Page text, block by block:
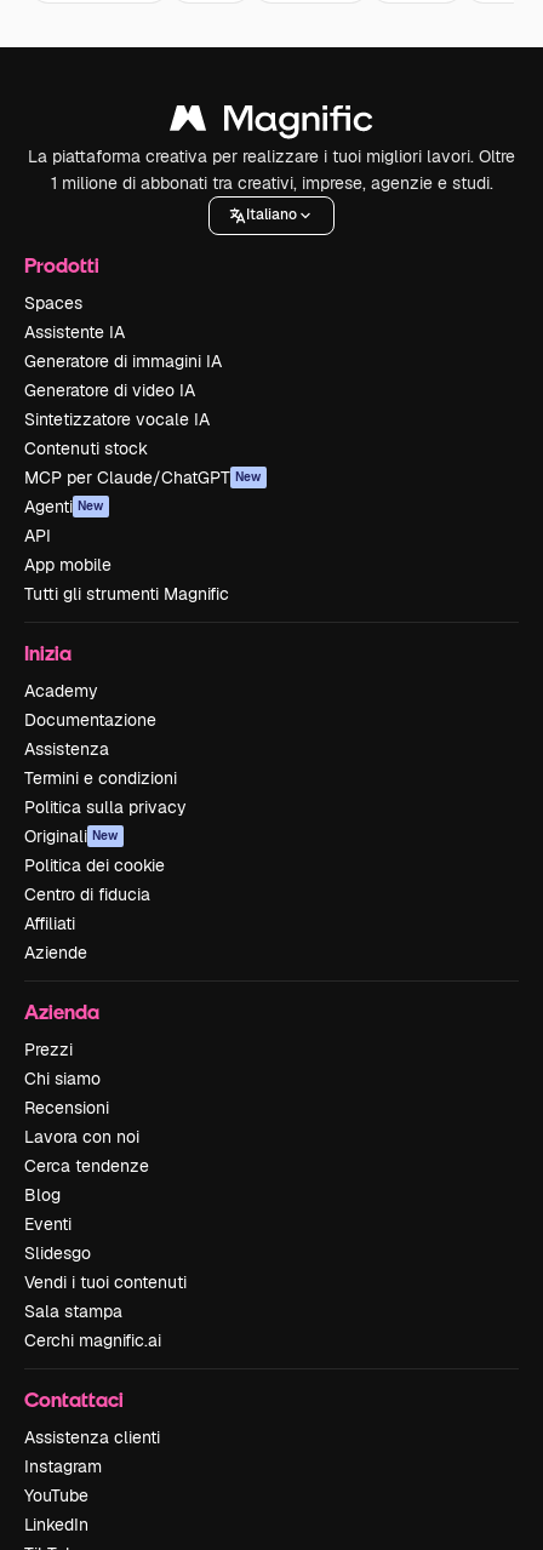
La piattaforma creativa per realizzare i tuoi migliori lavori. Oltre
1 milione di abbonati tra creativi, imprese, agenzie e studi.
Italiano
Prodotti
Spaces
Assistente IA
Generatore di immagini IA
Generatore di video IA
Sintetizzatore vocale IA
Contenuti stock
MCP per Claude/ChatGPT New
Agenti New
API
App mobile
Tutti gli strumenti Magnific
Inizia
Academy
Documentazione
Assistenza
Termini e condizioni
Politica sulla privacy
Originali New
Politica dei cookie
Centro di fiducia
Affiliati
Aziende
Azienda
Prezzi
Chi siamo
Recensioni
Lavora con noi
Cerca tendenze
Blog
Eventi
Slidesgo
Vendi i tuoi contenuti
Sala stampa
Cerchi magnific.ai
Contattaci
Assistenza clienti
Instagram
YouTube
LinkedIn